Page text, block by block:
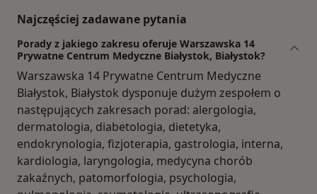
Najczęściej zadawane pytania
Porady z jakiego zakresu oferuje Warszawska 14
Prywatne Centrum Medyczne Białystok, Białystok?
Warszawska 14 Prywatne Centrum Medyczne
Białystok, Białystok dysponuje dużym zespołem o
następujących zakresach porad: alergologia,
dermatologia, diabetologia, dietetyka,
endokrynologia, fizjoterapia, gastrologia, interna,
kardiologia, laryngologia, medycyna chorób
zakaźnych, patomorfologia, psychologia,